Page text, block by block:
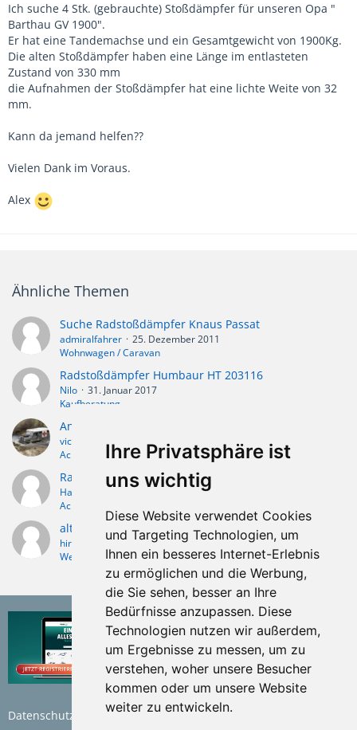
Ihre Privatsphäre ist
uns wichtig
Diese Website verwendet Cookies
und Targeting Technologien, um
Ihnen ein besseres Internet-Erlebnis
zu ermöglichen und die Werbung,
die Sie sehen, besser an Ihre
Bedürfnisse anzupassen. Diese
Technologien nutzen wir außerdem,
um Ergebnisse zu messen, um zu
verstehen, woher unsere Besucher
kommen oder um unsere Website
weiter zu entwickeln.
Ich suche 4 Stk. (gebrauchte) Stoßdämpfer für unseren Opa "
Barthau GV 1900".
Er hat eine Tandemachse und ein Gesamtgewicht von 1900Kg.
Die alten Stoßdämpfer haben eine Länge im entlasteten
Zustand von 330 mm
die Aufnahmen der Stoßdämpfer hat eine lichte Weite von 32
mm.
Kann da jemand helfen??
Vielen Dank im Voraus.
Alex
Ähnliche Themen
Suche Radstoßdämpfer Knaus Passat
admiralfahrer
25. Dezember 2011
Wohnwagen / Caravan
Radstoßdämpfer Humbaur HT 203116
Nilo
31. Januar 2017
Kaufberatung
Anhänger mit Radstoßdämpfer nachrusten, TÜV ?
victor
2. März 2013
Achse
Radstoßdämpfer
Harald
29. Februar 2012
Achse
alte Westfalia-Achse und alte Grümerzugdeichsel
hiroshima
13. März 2009
Westfalia / Heinemann
Datenschutzerklärung Nutzungsbedingungen